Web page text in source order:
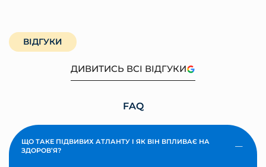
ВІДГУКИ
ДИВИТИСЬ ВСІ ВІДГУКИ
FAQ
ЩО ТАКЕ ПІДВИВИХ АТЛАНТУ І ЯК ВІН ВПЛИВАЄ НА
ЗДОРОВ’Я?